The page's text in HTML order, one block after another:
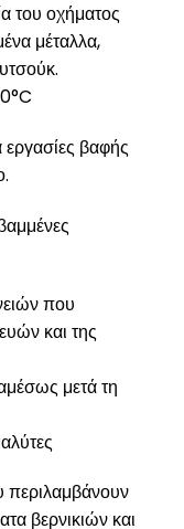
του οχήματος
μέταλλα,
εργασίες βαφής
που
και της
μετά τη
περιλαμβάνουν
βερνικιών και